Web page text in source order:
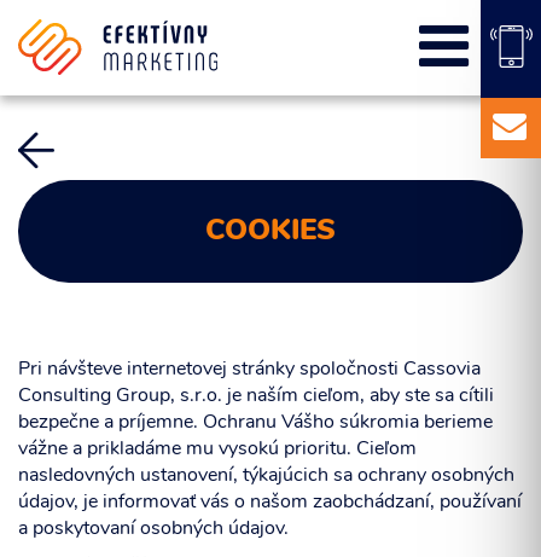
COOKIES
Pri návšteve internetovej stránky spoločnosti Cassovia
Consulting Group, s.r.o. je naším cieľom, aby ste sa cítili
bezpečne a príjemne. Ochranu Vášho súkromia berieme
vážne a prikladáme mu vysokú prioritu. Cieľom
nasledovných ustanovení, týkajúcich sa ochrany osobných
údajov, je informovať vás o našom zaobchádzaní, používaní
a poskytovaní osobných údajov.
PPC kampane
Správa sociálnych sietí
Content Marketing
Marketingový základ